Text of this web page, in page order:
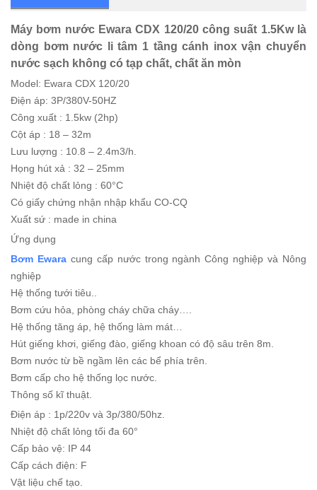
Máy bơm nước Ewara CDX 120/20 công suất 1.5Kw là
dòng bơm nước li tâm 1 tầng cánh inox vận chuyển
nước sạch không có tạp chất, chất ăn mòn
Model: Ewara CDX 120/20
Điện áp: 3P/380V-50HZ
Công xuất : 1.5kw (2hp)
Cột áp : 18 – 32m
Lưu lượng : 10.8 – 2.4m3/h.
Họng hút xả : 32 – 25mm
Nhiệt độ chất lỏng : 60°C
Có giấy chứng nhận nhập khẩu CO-CQ
Xuất sứ : made in china
Ứng dụng
Bơm Ewaracung cấp nước trong ngành Công nghiệp và Nông
nghiệp
Hệ thống tưới tiêu..
Bơm cứu hỏa, phòng cháy chữa cháy….
Hệ thống tăng áp, hệ thống làm mát…
Hút giếng khơi, giếng đào, giếng khoan có độ sâu trên 8m.
Bơm nước từ bề ngầm lên các bể phía trên.
Bơm cấp cho hệ thống lọc nước.
Thông số kĩ thuật.
Điện áp : 1p/220v và 3p/380/50hz.
Nhiệt độ chất lỏng tối đa 60°
Cấp bảo vệ: IP 44
Cấp cách điện: F
Vật liệu chế tạo.